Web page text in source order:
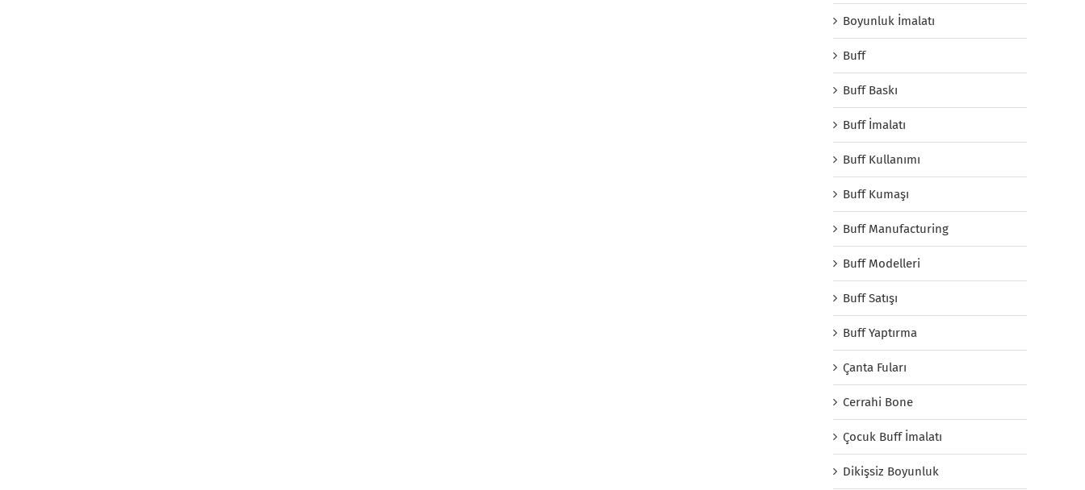
Boyunluk İmalatı
Buff
Buff Baskı
Buff İmalatı
Buff Kullanımı
Buff Kumaşı
Buff Manufacturing
Buff Modelleri
Buff Satışı
Buff Yaptırma
Çanta Fuları
Cerrahi Bone
Çocuk Buff İmalatı
Dikişsiz Boyunluk